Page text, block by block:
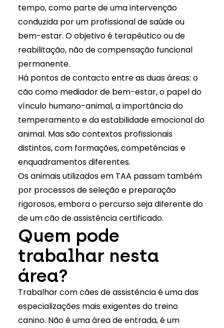
tempo, como parte de uma intervenção
conduzida por um profissional de saúde ou
bem-estar. O objetivo é terapêutico ou de
reabilitação, não de compensação funcional
permanente.
Há pontos de contacto entre as duas áreas: o
cão como mediador de bem-estar, o papel do
vínculo humano-animal, a importância do
temperamento e da estabilidade emocional do
animal. Mas são contextos profissionais
distintos, com formações, competências e
enquadramentos diferentes.
Osanimais utilizados em TAA passam também
por processos de seleção e preparação
rigorosos, embora o percurso seja diferente do
de um cão de assistência certificado.
Quem pode
trabalhar nesta
área?
Trabalhar com cães de assistência é uma das
especializações mais exigentes do treino
canino. Não é uma área de entrada, é um